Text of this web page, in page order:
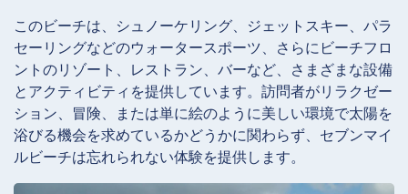
このビーチは、シュノーケリング、ジェットスキー、パラ
セーリングなどのウォータースポーツ、さらにビーチフロ
ントのリゾート、レストラン、バーなど、さまざまな設備
とアクティビティを提供しています。訪問者がリラクゼー
ション、冒険、または単に絵のように美しい環境で太陽を
浴びる機会を求めているかどうかに関わらず、セブンマイ
ルビーチは忘れられない体験を提供します。